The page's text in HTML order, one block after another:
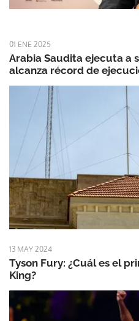
01 ENE 2025
Arabia Saudita ejecuta a
alcanza récord de
13 MAY 2024
Tyson Fury: ¿Cuál es el
King?